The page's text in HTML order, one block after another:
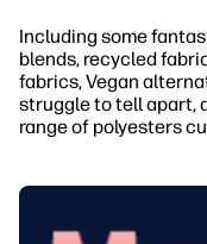
Including some
blends, recycled
fabrics, Vegan
struggle to tell apart,
range of polyesters